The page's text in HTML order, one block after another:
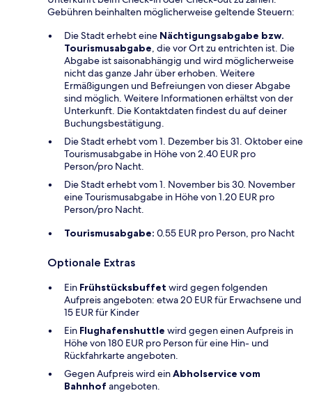
Gebühren beinhalten möglicherweise geltende Steuern:
Die Stadt erhebt eine Nächtigungsabgabe bzw.
Tourismusabgabe, die vor Ort zu entrichten ist. Die
Abgabe ist saisonabhängig und wird möglicherweise
nicht das ganze Jahr über erhoben. Weitere
Ermäßigungen und Befreiungen von dieser Abgabe
sind möglich. Weitere Informationen erhältst von der
Unterkunft. Die Kontaktdaten findest du auf deiner
Buchungsbestätigung.
Die Stadt erhebt vom 1. Dezember bis 31. Oktober eine
Tourismusabgabe in Höhe von 2.40 EUR pro
Person/pro Nacht.
Die Stadt erhebt vom 1. November bis 30. November
eine Tourismusabgabe in Höhe von 1.20 EUR pro
Person/pro Nacht.
Tourismusabgabe: 0.55 EUR pro Person, pro Nacht
Optionale Extras
Ein Frühstücksbuffet wird gegen folgenden
Aufpreis angeboten: etwa 20 EUR für Erwachsene und
15 EUR für Kinder
Ein Flughafenshuttle wird gegen einen Aufpreis in
Höhe von 180 EUR pro Person für eine Hin- und
Rückfahrkarte angeboten.
Gegen Aufpreis wird einAbholservice vom
Bahnhof angeboten.